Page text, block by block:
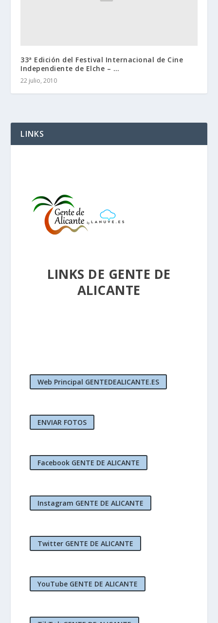
33ª Edición del Festival Internacional de Cine
Independiente de Elche – …
22 julio, 2010
LINKS
LINKS DE GENTE DE
ALICANTE
Web Principal GENTEDEALICANTE.ES
ENVIAR FOTOS
Facebook GENTE DE ALICANTE
Instagram GENTE DE ALICANTE
Twitter GENTE DE ALICANTE
YouTube GENTE DE ALICANTE